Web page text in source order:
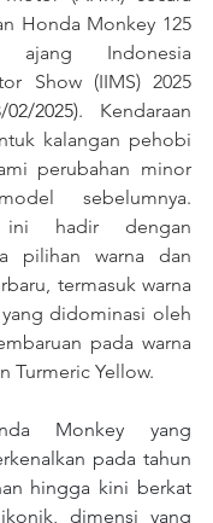
Honda Monkey 125
Indonesia
Show (IIMS) 2025
02/2025). Kendaraan
kalangan pehobi
perubahan minor
sebelumnya.
hadir dengan
pilihan warna dan
termasuk warna
didominasi oleh
pada warna
Turmeric Yellow.
Monkey yang
pada tahun
hingga kini berkat
dimensi yang